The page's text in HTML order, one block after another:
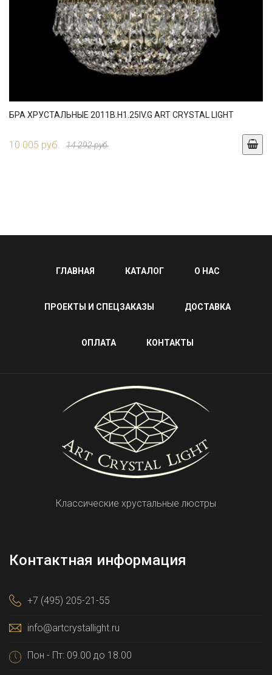
БРА ХРУСТАЛЬНЫЕ 2011B.H1.25IV.G ART CRYSTAL LIGHT
10 005 руб. 14 292 руб.
ГЛАВНАЯ КАТАЛОГ О НАС
ПРОЕКТЫ И СПЕЦЗАКАЗЫ ДОСТАВКА
ОПЛАТА КОНТАКТЫ
Классические хрустальные люстры
Контактная информация
+7 (495) 205-21-55
info@artcrystallight.ru
Пон - Пт: 09.00 до 18.00